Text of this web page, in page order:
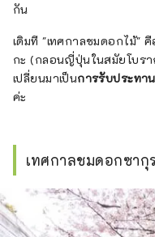
กัน
เดิมที "เทศกาลชมดอกไม้"
กะ (กลอนญี่ปุ่นในสมัยโบร
เปลี่ยนมาเป็นการรับประทา
ค่ะ
เทศกาลชมดอกซากุ